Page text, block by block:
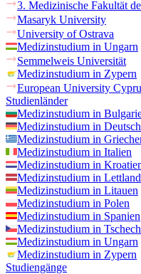
3. Medizinische Fakultät
Masaryk University
University of Ostrava
Medizinstudium in Ungarn
Semmelweis Universität
Medizinstudium in Zypern
European University
Studienländer
Medizinstudium in
Medizinstudium in
Medizinstudium in
Medizinstudium in Italien
Medizinstudium in
Medizinstudium in Lettland
Medizinstudium in Litauen
Medizinstudium in Polen
Medizinstudium in Spanien
Medizinstudium in
Medizinstudium in Ungarn
Medizinstudium in Zypern
Studiengänge